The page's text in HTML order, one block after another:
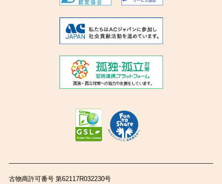
古物商許可番号 第62117R032230号